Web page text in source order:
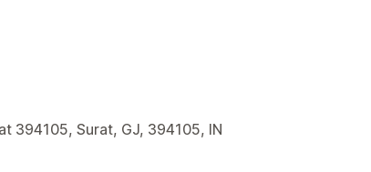
394105, Surat, GJ, 394105, IN